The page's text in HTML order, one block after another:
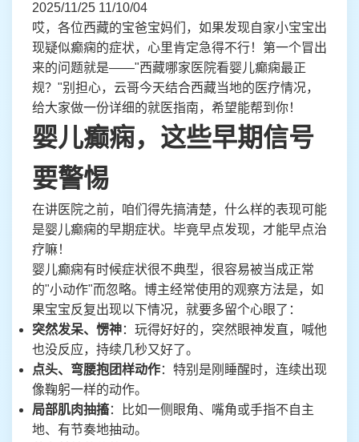
2025/11/25 11/10/04
哎，各位西藏的宝爸宝妈们，如果发现自家小宝宝出
现疑似癫痫的症状，心里肯定急得不行！第一个冒出
来的问题就是——"西藏哪家医院看婴儿癫痫最正
规？"别担心，云哥今天结合西藏当地的医疗情况，
给大家做一份详细的就医指南，希望能帮到你！
婴儿癫痫，这些早期信号
要警惕
在讲医院之前，咱们得先搞清楚，什么样的表现可能
是婴儿癫痫的早期症状。毕竟早点发现，才能早点治
疗嘛！
婴儿癫痫有时候症状很不典型，很容易被当成正常
的"小动作"而忽略。博主经常使用的观察方法是，如
果宝宝反复出现以下情况，就要多留个心眼了：
突然发呆、愣神：玩得好好的，突然眼神发直，喊他
也没反应，持续几秒又好了。
点头、弯腰抱团样动作：特别是刚睡醒时，连续出现
像鞠躬一样的动作。
局部肌肉抽搐：比如一侧眼角、嘴角或手指不自主
地、有节奏地抽动。